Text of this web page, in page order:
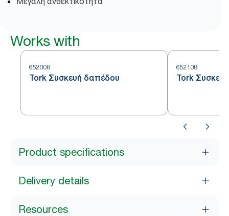
Works with
652008
Tork Συσκευή δαπέδου
652108
Tork
Product specifications
Delivery details
Resources